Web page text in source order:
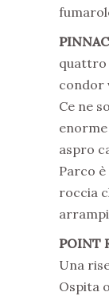
quattro
condor
Ce ne
aspro
Parco
roccia
POINT
Una
Ospita